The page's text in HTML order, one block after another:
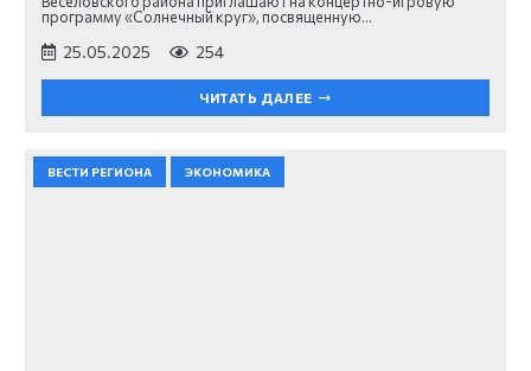
программу «Солнечный круг», посвященную…
25.05.2025 254
ЧИТАТЬ ДАЛЕЕ
ВЕСТИ РЕГИОНА ЭКОНОМИКА